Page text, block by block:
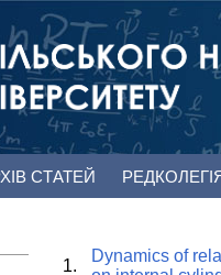
СТАТЕЙ
1.
Dynamics of